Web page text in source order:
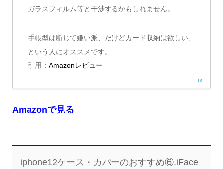
ガラスフィルム等と干渉するかもしれません。
手帳型は断じて嫌い派、だけどカード収納は欲しい、
という人にオススメです。
引用： Amazonレビュー
Amazonで見る
iphone12ケース・カバーのおすすめ⑥.iFace